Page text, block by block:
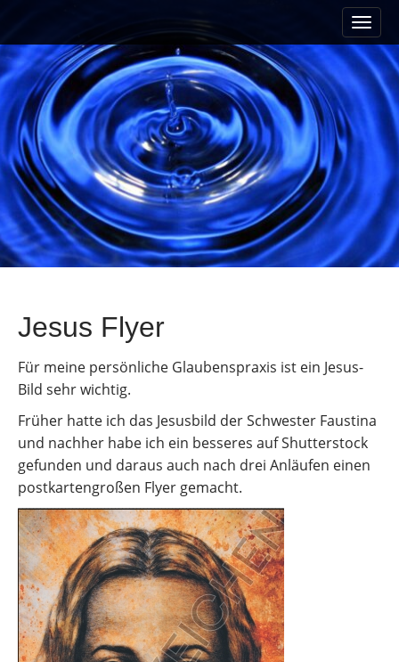
i
n
m
e
i
p
t
o
n
t
e
n
t
Jesus Flyer
Für meine persönliche Glaubenspraxis ist ein Jesus-
Bild sehr wichtig.
Früher hatte ich das Jesusbild der Schwester Faustina
und nachher habe ich ein besseres auf Shutterstock
gefunden und daraus auch nach drei Anläufen einen
postkartengroßen Flyer gemacht.